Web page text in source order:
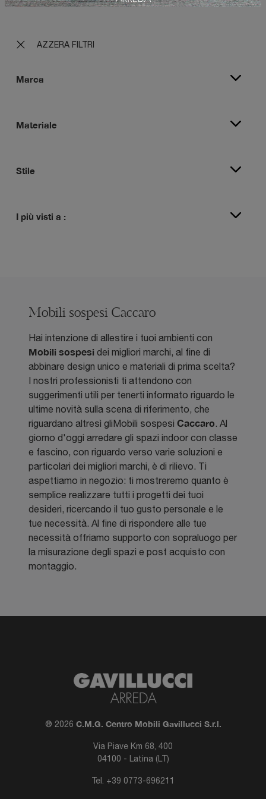
AZZERA FILTRI
Marca
Materiale
Stile
I più visti a :
Mobili sospesi Caccaro
Hai intenzione di allestire i tuoi ambienti con
Mobili sospesi dei migliori marchi, al fine di
abbinare design unico e materiali di prima scelta?
I nostri professionisti ti attendono con
suggerimenti utili per tenerti informato riguardo le
ultime novità sulla scena di riferimento, che
riguardano altresì gliMobili sospesi Caccaro. Al
giorno d'oggi arredare gli spazi indoor con classe
e fascino, con riguardo verso varie soluzioni e
particolari dei migliori marchi, è di rilievo. Ti
aspettiamo in negozio: ti mostreremo quanto è
semplice realizzare tutti i progetti dei tuoi
desideri, ricercando il tuo gusto personale e le
tue necessità. Al fine di rispondere alle tue
necessità offriamo supporto con sopraluogo per
la misurazione degli spazi e post acquisto con
montaggio.
® 2026 C.M.G. Centro Mobili Gavillucci S.r.l.
Via Piave Km 68, 400
04100 - Latina (LT)
Tel. +39 0773-696211